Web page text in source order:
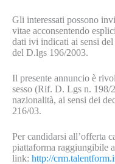
Gli interessati possono
vitae acconsentendo
dati ivi indicati ai sensi
del D.lgs 196/2003.
Il presente annuncio è
sesso (Rif. D. Lgs n. 198/
nazionalità, ai sensi dei
216/03.
Per candidarsi all’offerta
piattaforma raggiungibile
link: http://